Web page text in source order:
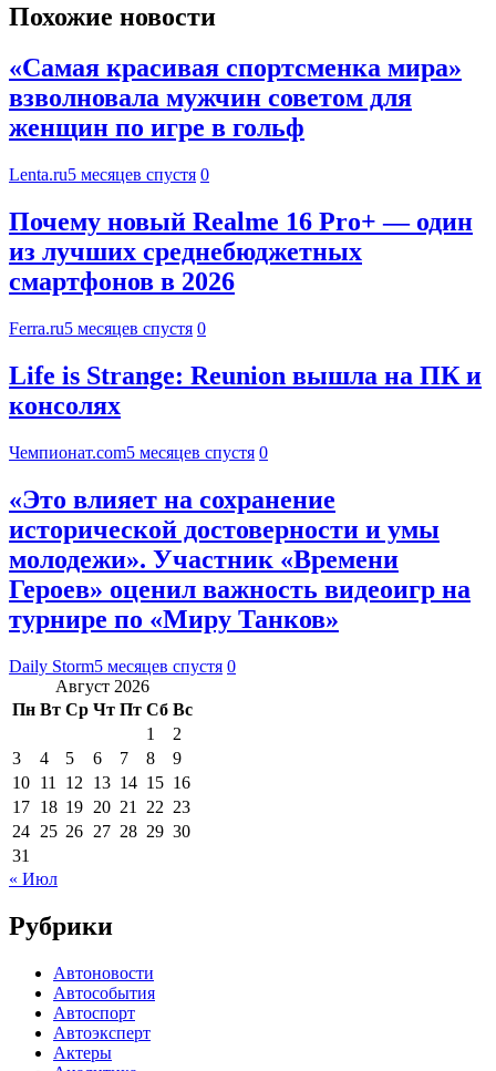
Похожие новости
«Самая красивая спортсменка мира»
взволновала мужчин советом для
женщин по игре в гольф
Lenta.ru5 месяцев спустя 0
Почему новый Realme 16 Pro+ — один
из лучших среднебюджетных
смартфонов в 2026
Ferra.ru5 месяцев спустя 0
Life is Strange: Reunion вышла на ПК и
консолях
Чемпионат.com5 месяцев спустя 0
«Это влияет на сохранение
исторической достоверности и умы
молодежи». Участник «Времени
Героев» оценил важность видеоигр на
турнире по «Миру Танков»
Daily Storm5 месяцев спустя 0
Август 2026
Пн Вт Ср Чт Пт Сб Вс
1
2
3
4 5 6 7 8
9
10 11 12 13 14 15 16
17 18 19 20 21 22 23
24 25 26 27 28 29 30
31
« Июл
Рубрики
Автоновости
Автособытия
Автоспорт
Автоэксперт
Актеры